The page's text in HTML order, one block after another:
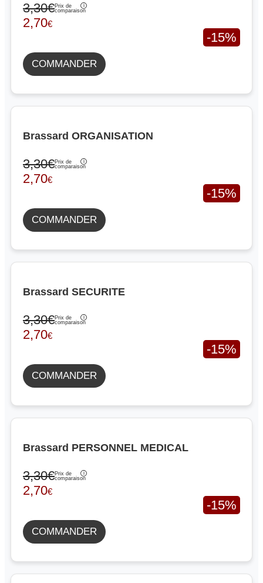
3,30€Prix de
comparaison
2,70€
-15%
COMMANDER
Brassard ORGANISATION
3,30€Prix de
comparaison
2,70€
-15%
COMMANDER
Brassard SECURITE
3,30€Prix de
comparaison
2,70€
-15%
COMMANDER
Brassard PERSONNEL MEDICAL
3,30€Prix de
comparaison
2,70€
-15%
COMMANDER